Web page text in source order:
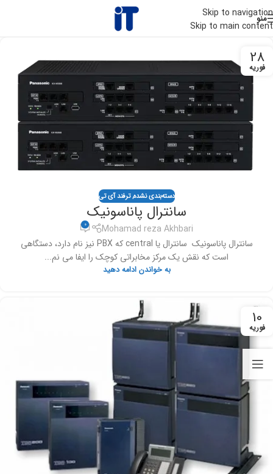
Skip to navigation
Skip to main content
منو
28
فوریه
دسته‌بندی نشده,ترفند آی تی
سانترال پاناسونیک
Mohamad reza Akhbari
0
سانترال پاناسونیک سانترال یا central که PBX نیز نام دارد، دستگاهی
است که نقش یک مرکز مخابراتی کوچک را ایفا می نم...
به خواندن ادامه دهید
10
فوریه